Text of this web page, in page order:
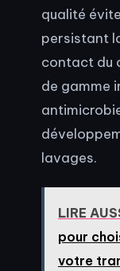
qualité
persistant
contact du
de gamme
lavages.
LIRE
pour
votre